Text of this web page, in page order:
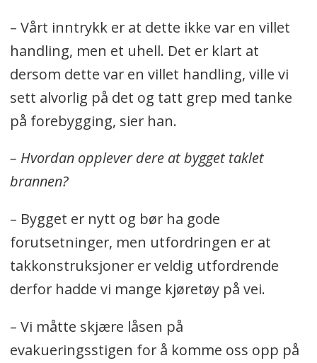
– Vårt inntrykk er at dette ikke var en villet
handling, men et uhell. Det er klart at
dersom dette var en villet handling, ville vi
sett alvorlig på det og tatt grep med tanke
på forebygging, sier han.
– Hvordan opplever dere at bygget taklet
brannen?
– Bygget er nytt og bør ha gode
forutsetninger, men utfordringen er at
takkonstruksjoner er veldig utfordrende
derfor hadde vi mange kjøretøy på vei.
– Vi måtte skjære låsen på
evakueringsstigen for å komme oss opp på